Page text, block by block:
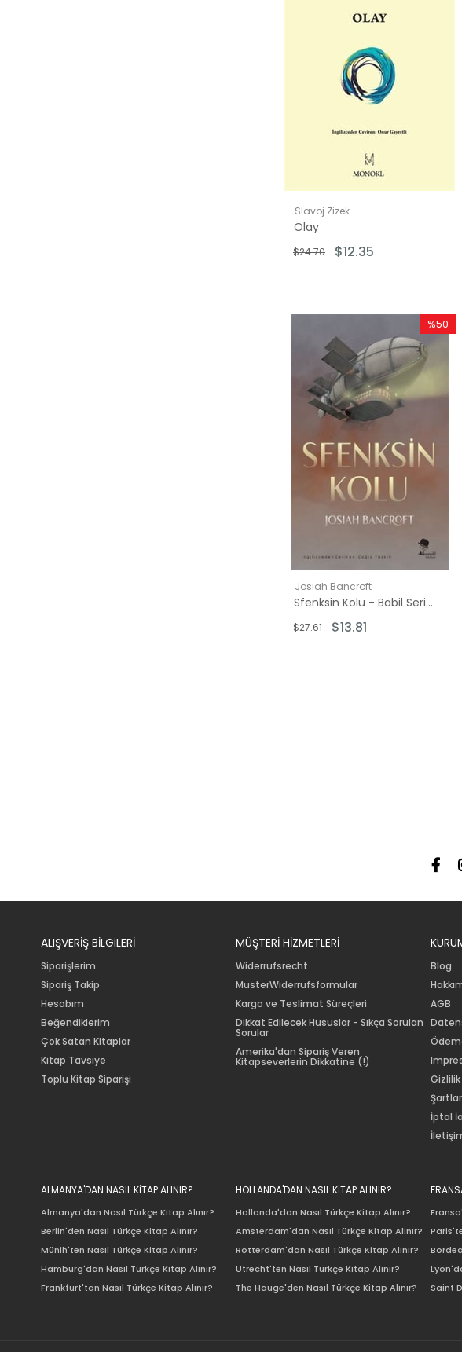
Slavoj Zizek
Olay
$12.35
$24.70
Josiah Bancroft
Sfenksin Kolu - Babil Serisi 2
$13.81
$27.61
%50
İndirim
ALIŞVERİŞ BİLGiLERİ
Siparişlerim
Sipariş Takip
Hesabım
Beğendiklerim
Çok Satan Kitaplar
Kitap Tavsiye
Toplu Kitap Siparişi
MÜŞTERİ HİZMETLERİ
Widerrufsrecht
MusterWiderrufsformular
Kargo ve Teslimat Süreçleri
Dikkat Edilecek Hususlar - Sıkça Sorulan
Sorular
Amerika'dan Sipariş Veren
Kitapseverlerin Dikkatine (!)
Blog
AGB
Gizlilik
İptal
ALMANYA'DAN NASIL KİTAP ALINIR?
Almanya'dan Nasıl Türkçe Kitap Alınır?
Berlin'den Nasıl Türkçe Kitap Alınır?
Münih'ten Nasıl Türkçe Kitap Alınır?
Hamburg'dan Nasıl Türkçe Kitap Alınır?
Frankfurt'tan Nasıl Türkçe Kitap Alınır?
HOLLANDA'DAN NASIL KİTAP ALINIR?
Hollanda'dan Nasıl Türkçe Kitap Alınır?
Amsterdam'dan Nasıl Türkçe Kitap Alınır?
Rotterdam'dan Nasıl Türkçe Kitap Alınır?
Utrecht'ten Nasıl Türkçe Kitap Alınır?
The Hauge'den Nasıl Türkçe Kitap Alınır?
Saint